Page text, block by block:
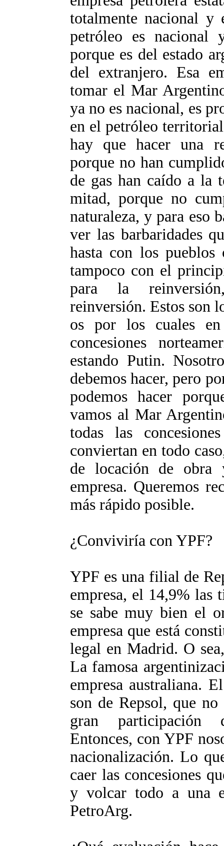
totalmente nacional y
petróleo es
porque es del estado
del extranjero. Esa
tomar el Mar
ya no es nacional, es
en el petróleo
hay que hacer una
porque no han
de gas han caído a la
mitad, porque no
naturaleza, y para eso
ver las barbaridades
hasta con los
tampoco con el
para la
reinversión. Estos son
os por los cuales
concesiones
estando Putin.
debemos hacer, pero
podemos hacer
vamos al Mar
todas las
conviertan en todo
de locación de obra
empresa. Queremos
más rápido posible.
¿Conviviría con YPF?
YPF es una filial de
empresa, el 14,9% las
se sabe muy bien el
empresa que está
legal en Madrid. O
La famosa
empresa australiana.
son de Repsol, que no
gran participación
Entonces, con YPF
nacionalización. Lo
caer las concesiones
y volcar todo a una
PetroArg.